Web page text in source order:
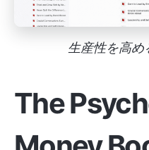
生産性を高
The